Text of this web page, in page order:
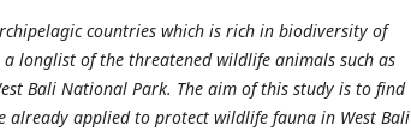
countries which is rich in biodiversity of
longlist of the threatened wildlife animals such as
Bali National Park. The aim of this study is to find
already applied to protect wildlife fauna in West Bali